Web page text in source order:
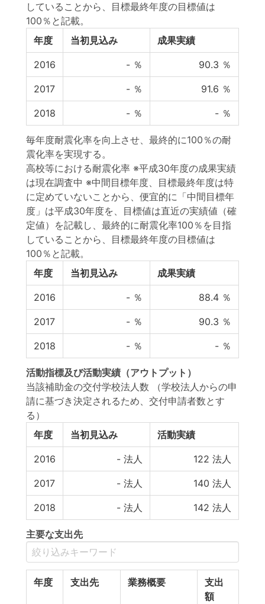
していることから、目標最終年度の目標値は
100％と記載。
年度
当初見込み 成果実績
2016 - ％ 90.3 ％
2017 - ％ 91.6 ％
2018 - ％ - ％
毎年度耐震化率を向上させ、最終的に100％の耐
震化率を実現する。
高校等における耐震化率 ※平成30年度の成果実績
は現在調査中 ※中間目標年度、目標最終年度は特
に定めていないことから、便宜的に「中間目標年
度」は平成30年度を、目標値は直近の実績値（確
定値）を記載し、最終的に耐震化率100％を目指
していることから、目標最終年度の目標値は
100％と記載。
年度
当初見込み 成果実績
2016 - ％ 88.4 ％
2017 - ％ 90.3 ％
2018 - ％ - ％
活動指標及び活動実績 （アウトプット）
当該補助金の交付学校法人数 （学校法人からの申
請に基づき決定されるため、交付申請者数とす
る）
年度
当初見込み 活動実績
2016 - 法人 122 法人
2017 - 法人 140 法人
2018 - 法人 142 法人
主要な支出先
年度 支出先 業務概要
支出
額